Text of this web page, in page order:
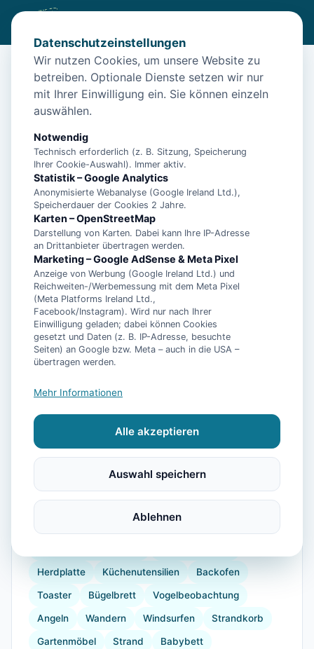
/Unterkünfte /Dornum/
2 Wohnungen in einer Dhh mit Sauna und Blick ins Grüne unweit
des Deiches
2 Wohnungen in einer Dhh mit
Sauna und Blick ins Grüne unweit
des Deiches
26553 Dornum
Ausstattung
Heizung Waschmaschine
Kühlschrank Mikrowelle Geschirrspüler
Herdplatte Küchenutensilien Backofen
Toaster Bügelbrett Vogelbeobachtung
Angeln Wandern Windsurfen Strandkorb
Gartenmöbel Strand Babybett
Datenschutzeinstellungen
Wir nutzen Cookies, um unsere Website zu
betreiben. Optionale Dienste setzen wir nur
mit Ihrer Einwilligung ein. Sie können einzeln
auswählen.
Notwendig
Technisch erforderlich (z. B. Sitzung, Speicherung
Ihrer Cookie-Auswahl). Immer aktiv.
Statistik – Google Analytics
Anonymisierte Webanalyse (Google Ireland Ltd.),
Speicherdauer der Cookies 2 Jahre.
Karten – OpenStreetMap
Darstellung von Karten. Dabei kann Ihre IP-Adresse
an Drittanbieter übertragen werden.
Marketing – Google AdSense & Meta Pixel
Anzeige von Werbung (Google Ireland Ltd.) und
Reichweiten-/Werbemessung mit dem Meta Pixel
(Meta Platforms Ireland Ltd.,
Facebook/Instagram). Wird nur nach Ihrer
Einwilligung geladen; dabei können Cookies
gesetzt und Daten (z. B. IP-Adresse, besuchte
Seiten) an Google bzw. Meta – auch in die USA –
übertragen werden.
Mehr Informationen
Alle akzeptieren
Auswahl speichern
Ablehnen